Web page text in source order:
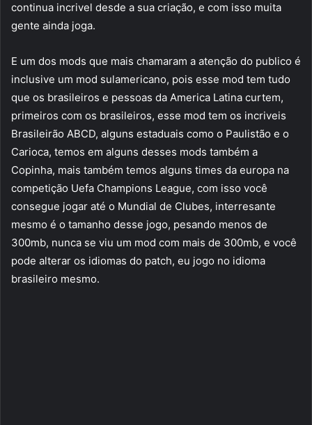
continua incrivel desde a sua criação, e com isso muita
gente ainda joga.
E um dos mods que mais chamaram a atenção do publico é
inclusive um mod sulamericano, pois esse mod tem tudo
que os brasileiros e pessoas da America Latina curtem,
primeiros com os brasileiros, esse mod tem os incriveis
Brasileirão ABCD, alguns estaduais como o Paulistão e o
Carioca, temos em alguns desses mods também a
Copinha, mais também temos alguns times da europa na
competição Uefa Champions League, com isso você
consegue jogar até o Mundial de Clubes, interresante
mesmo é o tamanho desse jogo, pesando menos de
300mb, nunca se viu um mod com mais de 300mb, e você
pode alterar os idiomas do patch, eu jogo no idioma
brasileiro mesmo.